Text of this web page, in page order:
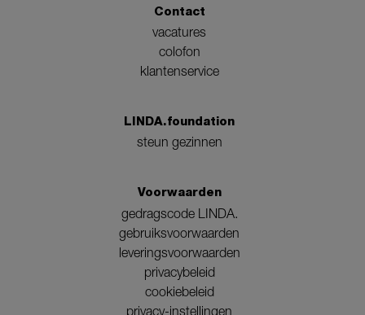
Contact
vacatures
colofon
klantenservice
LINDA.foundation
steun gezinnen
Voorwaarden
gedragscode LINDA.
gebruiksvoorwaarden
leveringsvoorwaarden
privacybeleid
cookiebeleid
privacy-instellingen